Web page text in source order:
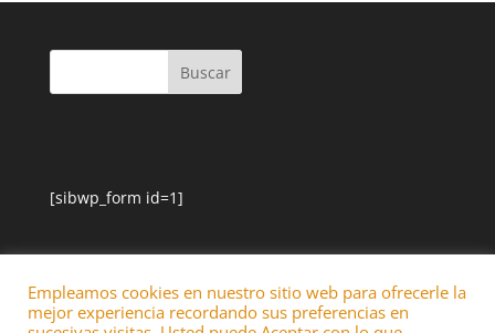
[sibwp_form id=1]
Empleamos cookies en nuestro sitio web para ofrecerle la
mejor experiencia recordando sus preferencias en